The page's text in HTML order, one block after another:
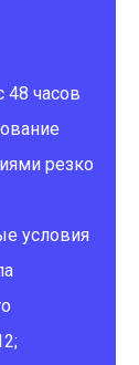
48 часов
резко
условия